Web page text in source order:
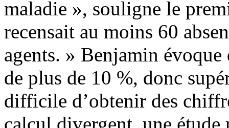
maladie », souligne le
recensait au moins 60
agents. » Benjamin
de plus de 10 %, donc
difficile d’obtenir des